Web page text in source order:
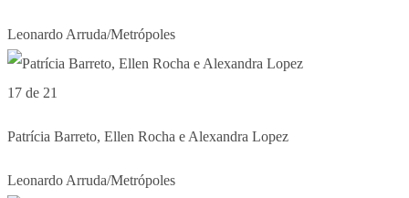
Leonardo Arruda/Metrópoles
17 de 21
Patrícia Barreto, Ellen Rocha e Alexandra Lopez
Leonardo Arruda/Metrópoles